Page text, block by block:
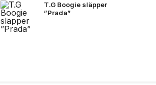
T.G Boogie släpper
”Prada”